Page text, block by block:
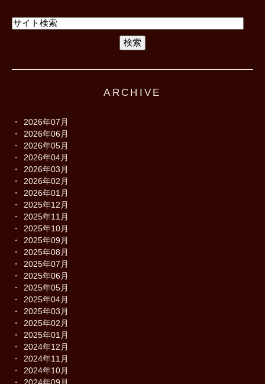
ARCHIVE
2026年07月
2026年06月
2026年05月
2026年04月
2026年03月
2026年02月
2026年01月
2025年12月
2025年11月
2025年10月
2025年09月
2025年08月
2025年07月
2025年06月
2025年05月
2025年04月
2025年03月
2025年02月
2025年01月
2024年12月
2024年11月
2024年10月